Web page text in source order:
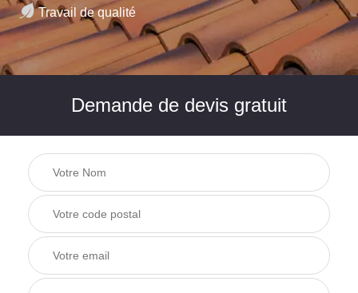
Travail de qualité
Demande de devis gratuit